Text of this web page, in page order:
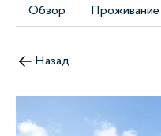
Обзор Проживание
Назад